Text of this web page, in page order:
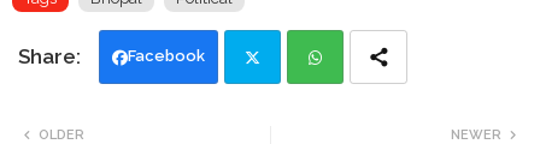
Facebook
NEWER
OLDER